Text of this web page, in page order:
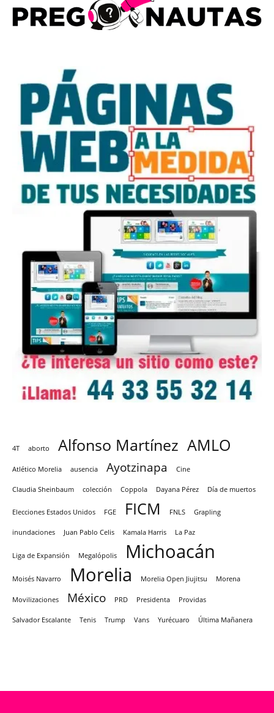
4T aborto Alfonso Martínez AMLO
Atlético Morelia ausencia Ayotzinapa Cine
Claudia Sheinbaum colección Coppola Dayana Pérez Día de muertos
Elecciones Estados Unidos FGE FICM FNLS Grapling
inundaciones Juan Pablo Celis Kamala Harris La Paz
Liga de Expansión Megalópolis Michoacán
Moisés Navarro Morelia Morelia Open Jiujitsu Morena
Movilizaciones México PRD Presidenta Providas
Salvador Escalante Tenis Trump Vans Yurécuaro Última Mañanera